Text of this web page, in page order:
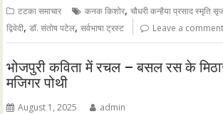
टटका समाचार कनक किशोर,चौधरी कन्हैया प्रसाद स्मृति
द्विवेदी,डॉ. संतोष पटेल,सर्वभाषा ट्रस्ट Leave a comment
भोजपुरी कविता में रचल – बसल रस के
मजिगर पोथी
August 1, 2025 admin